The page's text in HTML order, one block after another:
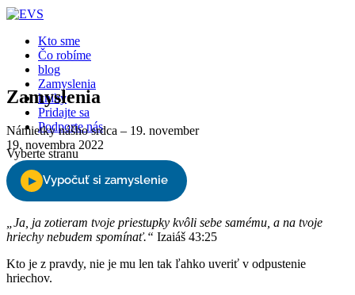
Kto sme
Čo robíme
blog
Zamyslenia
knihy
Pridajte sa
Podporte nás
Vyberte stranu
Zamyslenia
Námietky nášho srdca – 19. november
19. novembra 2022
„Ja, ja zotieram tvoje priestupky kvôli sebe samému, a na tvoje
hriechy nebudem spomínať.“ Izaiáš 43:25
Kto je z pravdy, nie je mu len tak ľahko uveriť v odpustenie
hriechov.